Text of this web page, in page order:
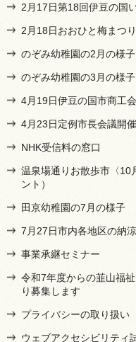
2月17日第18回伊豆の国
2月18日おおひと梅まつり
のぞみ幼稚園の2月の様子
のぞみ幼稚園の3月の様子
4月19日伊豆の国市商工
4月23日定例市長会議開催
NHK受信料の窓口
温泉場通りお散歩市〈10
ント）
田京幼稚園の7月の様子
7月27日市内各地区の納
事業承継セミナー
令和7年度からの韮山福
り募集します
プライバシーの取り扱い
ウェブアクセシビリティ